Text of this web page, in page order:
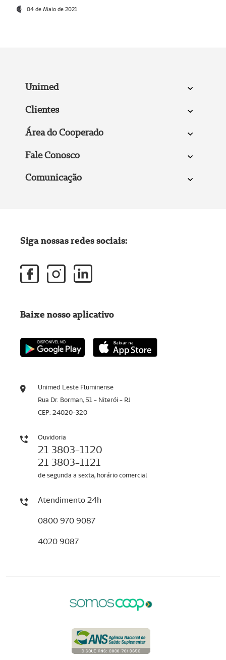
04 de Maio de 2021
Unimed
Clientes
Área do Cooperado
Fale Conosco
Comunicação
Unimed Leste Fluminense
Rua Dr. Borman, 51 - Niterói - RJ
CEP: 24020-320
Ouvidoria
21 3803-1120
21 3803-1121
de segunda a sexta, horário comercial
Atendimento 24h
0800 970 9087
4020 9087
Siga nossas redes sociais:
Baixe nosso aplicativo